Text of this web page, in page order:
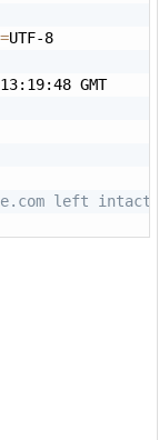
=
left intact